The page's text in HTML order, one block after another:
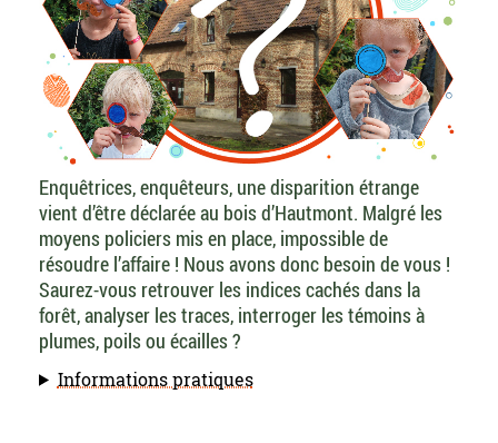
Enquêtrices, enquêteurs, une disparition étrange
vient d’être déclarée au bois d’Hautmont. Malgré les
moyens policiers mis en place, impossible de
résoudre l’affaire ! Nous avons donc besoin de vous !
Saurez-vous retrouver les indices cachés dans la
forêt, analyser les traces, interroger les témoins à
plumes, poils ou écailles ?
Informations pratiques